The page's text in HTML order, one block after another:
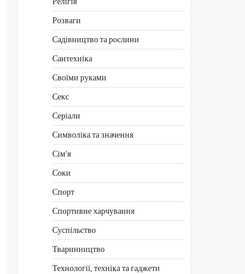
Розваги
Садівництво та рослини
Сантехніка
Своїми руками
Секс
Серіали
Символіка та значення
Сім’я
Соки
Спорт
Спортивне харчування
Суспільство
Тваринництво
Технології, техніка та гаджети